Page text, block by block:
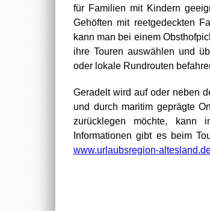
für Familien mit Kindern
Gehöften mit reetgedeckten
kann man bei einem
ihre Touren auswählen und
oder lokale Rundrouten
Geradelt wird auf oder neben
und durch maritim geprägte
zurücklegen möchte, kann
Informationen gibt es beim
www.urlaubsregion-